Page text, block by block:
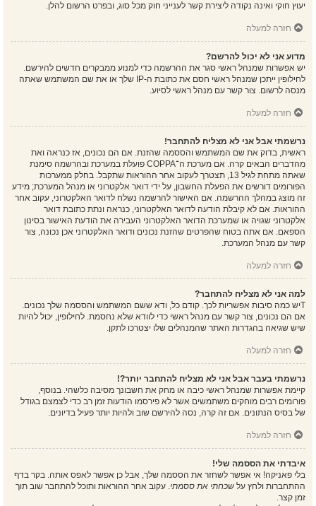
יעוץ חוקי ואינה נקודה ליצירת קשר לענייני חוק מכל סוג, ובפרט הרשום להלן.
חזרה למעלה
מדוע אני לא יכול להרשם?
יש אפשרות שמנהל ראשי סגר את ההרשמה כדי למנוע ממבקרים חדשים להירשם.
לחילופין ייתכן שמנהל ראשי חסם את כתובת ה-IP שלך או את שם המשתמש שאתה
מנסה לרשום. צור קשר עם מנהל ראשי לסיוע.
חזרה למעלה
נרשמתי אבל אני לא מצליח להתחבר!
ראשית, בדוק את שם המשתמש והססמה שהזנת. אם הם נכונים, אז כנראה ואת
מהדברים הבאים קרה. אם מערכת ה־COPPA פועלת במערכת ובהרשמה סימנת
שאתה מתחת לגיל 13, תצטרך לעקוב אחר ההוראות שתקבל. בחלק ממערכות
הפורומים דורשים את הפעלת החשבון, על ידי דואר אלקטרוני או מנהל המערכת; מידע
זה מוצג במהלך ההרשמה. אם האישור להרשמה נשלח לדואר האלקטרוני, עקוב אחר
ההוראות. אם לא קיבלת הודעה לדואר האלקטרוני, כנראה ונתת כתובת דואר
אלקטרוני שגויה או שמערכת הדואר האלקטרוני העבירה את הודעת האישור בסינון
הספאם. אם אתה בטוח שהפרטים שהזנת נכונים ודואר האלקטרוני אכן נכונה, צור
קשר עם מנהל המערכת.
חזרה למעלה
למה אני לא מצליח להתחבר?
Tיש כמה סיבות אפשריות לכך. קודם כל, ודא ששם המשתמש והססמה שלך נכונים.
אם הם נכונים, צור קשר עם מנהל ראשי כדי לוודא שלא נחסמת. לחילופין, יכול להיות
שיש שגיאה בהגדרות האתר שהמנהלים שלו יצטרכו לתקן.
חזרה למעלה
נרשמתי בעבר אבל אני לא מצליח להתחבר יותר?!
קיימת אפשרות שמנהל ראשי כיבה או מחק את חשבונך מסיבה כלשהי. בנוסף,
פורומים רבים מוחקים משתמשים אשר לא פירסמו הודעות זמן רב כדי לצמצם בגודל
של בסיס הנתונים. אם זה קרה, נסה להירשם שוב ולהיות יותר פעיל בדיונים.
חזרה למעלה
איבדתי את הססמה שלי!
בלי פאניקה! אי אפשר לשחזר את הססמה שלך, אבל כן אפשר לאפס אותה. בקר בדף
ההתחברות ולחץ על שכחתי את ססמתי. עקוב אחר ההוראות ותוכל להתחבר שוב תוך
זמן קצר.